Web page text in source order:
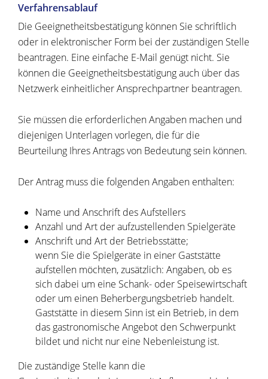
Verfahrensablauf
Die Geeignetheitsbestätigung können Sie schriftlich
oder in elektronischer Form bei der zuständigen Stelle
beantragen. Eine einfache E-Mail genügt nicht. Sie
können die Geeignetheitsbestätigung auch über das
Netzwerk einheitlicher Ansprechpartner beantragen.
Sie müssen die erforderlichen Angaben machen und
diejenigen Unterlagen vorlegen, die für die
Beurteilung Ihres Antrags von Bedeutung sein können.
Der Antrag muss die folgenden Angaben enthalten:
Name und Anschrift des Aufstellers
Anzahl und Art der aufzustellenden Spielgeräte
Anschrift und Art der Betriebsstätte;
wenn Sie die Spielgeräte in einer Gaststätte
aufstellen möchten, zusätzlich: Angaben, ob es
sich dabei um eine Schank- oder Speisewirtschaft
oder um einen Beherbergungsbetrieb handelt.
Gaststätte in diesem Sinn ist ein Betrieb, in dem
das gastronomische Angebot den Schwerpunkt
bildet und nicht nur eine Nebenleistung ist.
Die zuständige Stelle kann die